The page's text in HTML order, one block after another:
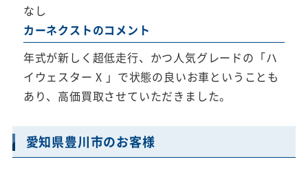
なし
カーネクストのコメント
年式が新しく超低走行、かつ人気グレードの「ハ
イウェスター X 」で状態の良いお車ということも
あり、高価買取させていただきました。
愛知県豊川市のお客様